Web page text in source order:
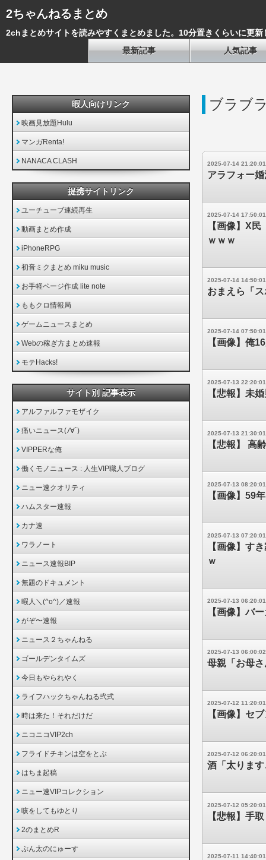
2ちゃんねるまとめ
2chまとめサイトを読みやすくまとめました。10分置きくらいに更新
最新記事
人気記事
ブラブ
2025-07-14 21:20:01
アラフォー
2025-07-14 17:50:01
【画像】X
ｗｗｗ
2025-07-14 14:50:01
おまえら「
2025-07-14 07:50:01
【画像】俺
2025-07-13 22:20:01
【悲報】未
2025-07-13 21:30:01
【悲報】 高
2025-07-13 08:20:01
【画像】59
2025-07-13 07:20:01
【画像】す
ｗ
2025-07-13 06:20:01
【画像】バ
2025-07-13 06:00:02
母親「お母
2025-07-12 11:20:01
【画像】セ
2025-07-12 06:20:01
酒「太りま
2025-07-12 05:20:01
【悲報】手
2025-07-11 14:40:01
暇人向けリンク
映画見放題Hulu
マンガRenta!
NANACA CLASH
提携サイトリンク
ユーチューブ連続再生
動画まとめ作成
iPhoneRPG
初音ミクまとめ miku music
お手軽ページ作成 lite note
ももクロ情報局
ゲームニュースまとめ
Webの稼ぎ方まとめ速報
モテHacks!
サイト別 記事表示
アルファルファモザイク
痛いニュース(ﾉ∀`)
VIPPERな俺
働くモノニュース : 人生VIP職人ブログ
ニュー速クオリティ
ハムスター速報
カナ速
ワラノート
ニュース速報BIP
無題のドキュメント
暇人＼(^o^)／速報
がぞ〜速報
ニュース２ちゃんねる
ゴールデンタイムズ
今日もやられやく
ライフハックちゃんねる弐式
時は来た！それだけだ
ニコニコVIP2ch
フライドチキンは空をとぶ
はちま起稿
ニュー速VIPコレクション
咳をしてもゆとり
2のまとめR
ぷん太のにゅーす